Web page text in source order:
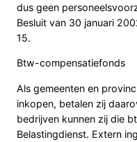
dus geen
Besluit van 30 januari
15.
Btw-compensatiefonds
Als gemeenten en
inkopen, betalen zij
bedrijven kunnen zij die
Belastingdienst. Extern